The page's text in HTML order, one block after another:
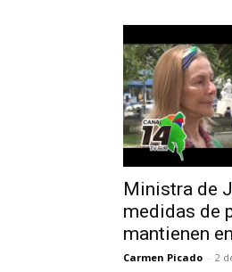
Ministra de
medidas de
mantienen
Carmen Picado - 2